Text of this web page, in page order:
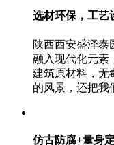
选材环保，工艺
陕西西安盛泽泰
融入现代化元素
建筑原材料，无
的风景，还把我
仿古防腐+量身